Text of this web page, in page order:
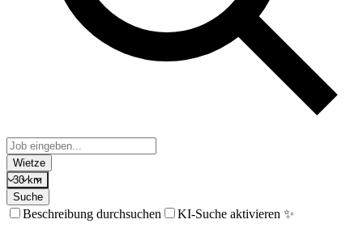
Wietze
30 km
Suche
Beschreibung durchsuchen KI-Suche aktivieren ✨